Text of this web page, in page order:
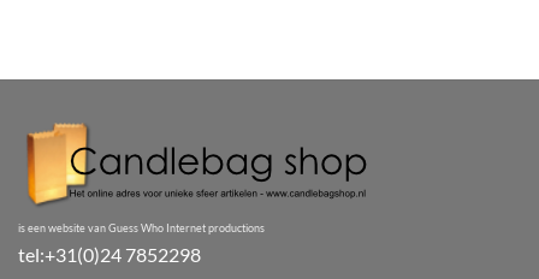
is een website van Guess Who Internet productions
tel:+31(0)24 7852298